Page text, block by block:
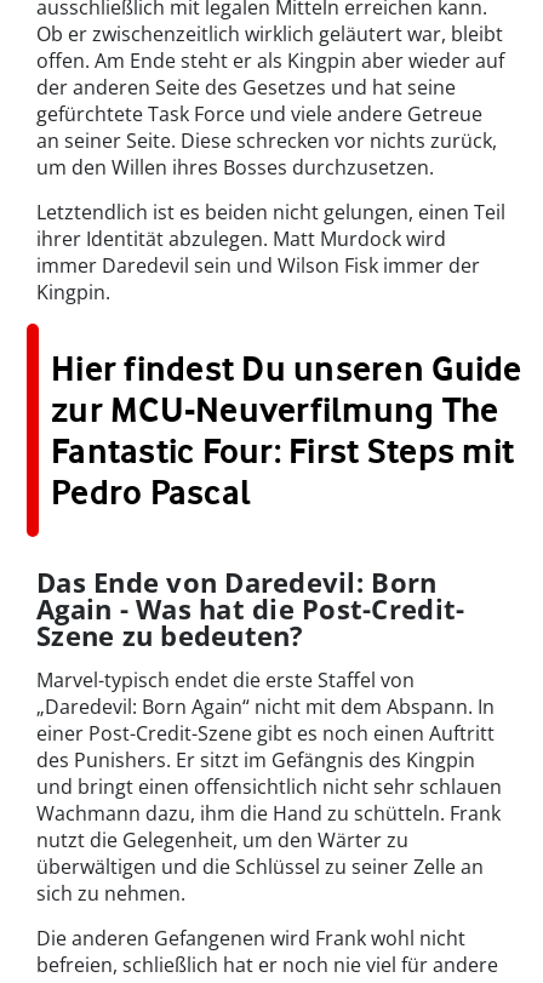
ausschließlich mit legalen Mitteln erreichen kann.
Ob er zwischenzeitlich wirklich geläutert war, bleibt
offen. Am Ende steht er als Kingpin aber wieder auf
der anderen Seite des Gesetzes und hat seine
gefürchtete Task Force und viele andere Getreue
an seiner Seite. Diese schrecken vor nichts zurück,
um den Willen ihres Bosses durchzusetzen.
Letztendlich ist es beiden nicht gelungen, einen Teil
ihrer Identität abzulegen. Matt Murdock wird
immer Daredevil sein und Wilson Fisk immer der
Kingpin.
Hier findest Du unseren Guide
zur MCU-Neuverfilmung The
Fantastic Four: First Steps mit
Pedro Pascal
Das Ende von Daredevil: Born
Again - Was hat die Post-Credit-
Szene zu bedeuten?
Marvel-typisch endet die erste Staffel von
„Daredevil: Born Again“ nicht mit dem Abspann. In
einer Post-Credit-Szene gibt es noch einen Auftritt
des Punishers. Er sitzt im Gefängnis des Kingpin
und bringt einen offensichtlich nicht sehr schlauen
Wachmann dazu, ihm die Hand zu schütteln. Frank
nutzt die Gelegenheit, um den Wärter zu
überwältigen und die Schlüssel zu seiner Zelle an
sich zu nehmen.
Die anderen Gefangenen wird Frank wohl nicht
befreien, schließlich hat er noch nie viel für andere